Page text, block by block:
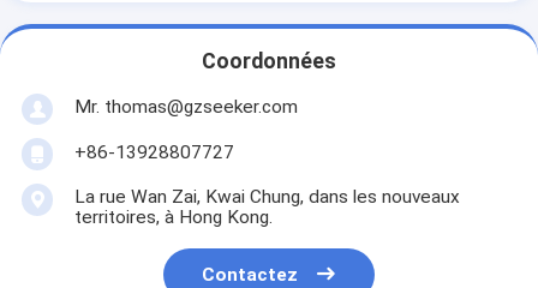
Coordonnées
Mr. thomas@gzseeker.com
+86-13928807727
La rue Wan Zai, Kwai Chung, dans les nouveaux
territoires, à Hong Kong.
Contactez